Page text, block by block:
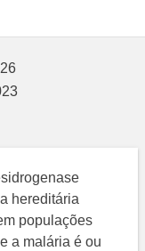
hereditária
populações
a malária é ou